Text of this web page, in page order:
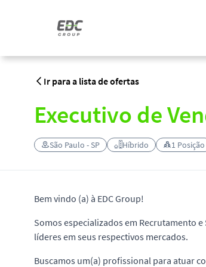
Ir para a lista de ofertas
Executivo de
São Paulo - SP Híbrido 1 Posição
Bem vindo (a) à EDC Group!
Somos especializados em Recrutamento
líderes em seus respectivos mercados.
Buscamos um(a) profissional para atuar